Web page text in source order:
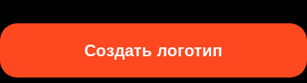
Создать логотип